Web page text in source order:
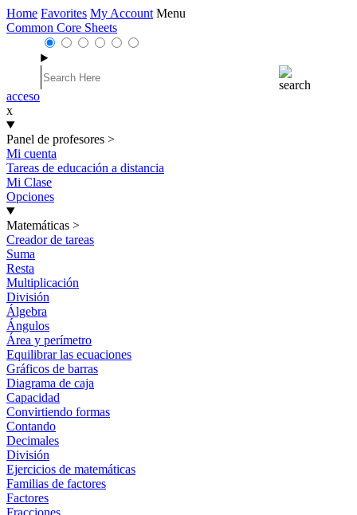
Home Favorites My Account Menu
Common Core Sheets
acceso
x
Panel de profesores >
Mi cuenta
Tareas de educación a distancia
Mi Clase
Opciones
Matemáticas >
Creador de tareas
Suma
Resta
Multiplicación
División
Álgebra
Ángulos
Área y perímetro
Equilibrar las ecuaciones
Gráficos de barras
Diagrama de caja
Capacidad
Convirtiendo formas
Contando
Decimales
División
Ejercicios de matemáticas
Familias de factores
Factores
Fracciones